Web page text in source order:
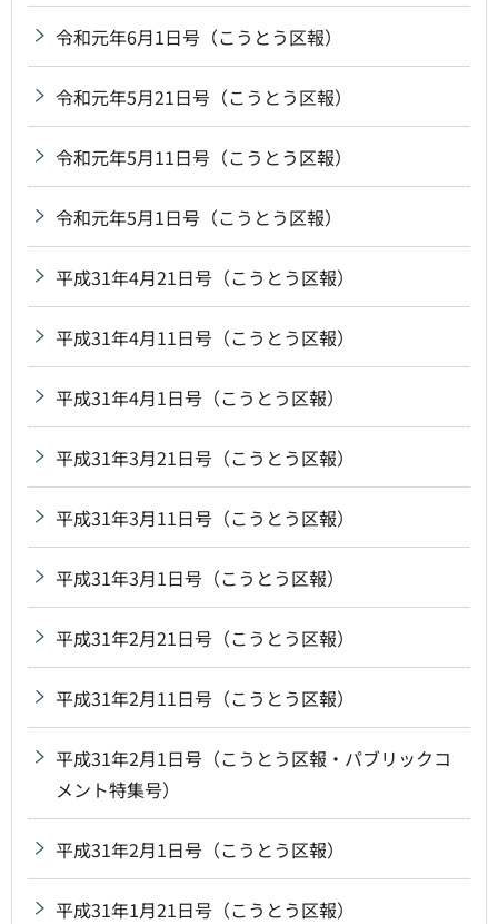
令和元年6月1日号（こうとう区報）
令和元年5月21日号（こうとう区報）
令和元年5月11日号（こうとう区報）
令和元年5月1日号（こうとう区報）
平成31年4月21日号（こうとう区報）
平成31年4月11日号（こうとう区報）
平成31年4月1日号（こうとう区報）
平成31年3月21日号（こうとう区報）
平成31年3月11日号（こうとう区報）
平成31年3月1日号（こうとう区報）
平成31年2月21日号（こうとう区報）
平成31年2月11日号（こうとう区報）
平成31年2月1日号（こうとう区報・パブリックコ
メント特集号）
平成31年2月1日号（こうとう区報）
平成31年1月21日号（こうとう区報）